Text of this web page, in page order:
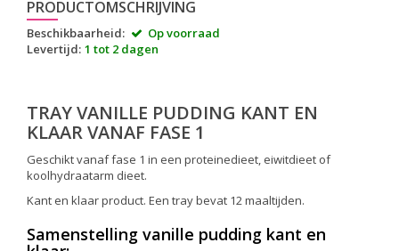
PRODUCTOMSCHRIJVING
Beschikbaarheid:
Op voorraad
Levertijd: 1 tot 2 dagen
TRAY VANILLE PUDDING KANT EN
KLAAR VANAF FASE 1
Geschikt vanaf fase 1 in een proteinedieet, eiwitdieet of
koolhydraatarm dieet.
Kant en klaar product. Een tray bevat 12 maaltijden.
Samenstelling vanille pudding kant en